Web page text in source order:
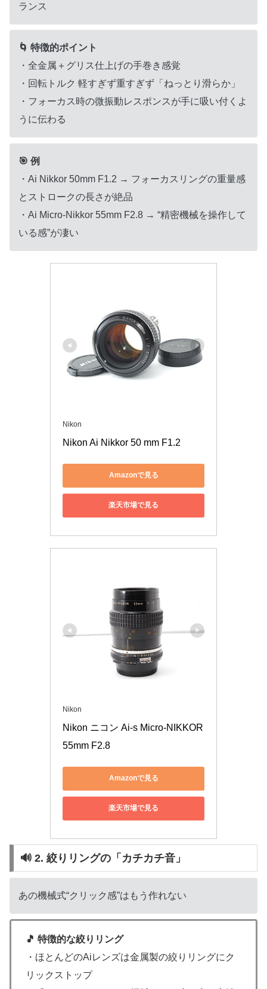
ランス
🌀 特徴的ポイント
・全金属＋グリス仕上げの手巻き感覚
・回転トルク 軽すぎず重すぎず「ねっとり滑らか」
・フォーカス時の微振動レスポンスが手に吸い付くよ
うに伝わる
🎯 例
・Ai Nikkor 50mm F1.2 → フォーカスリングの重量感
とストロークの長さが絶品
・Ai Micro-Nikkor 55mm F2.8 → “精密機械を操作して
いる感”が凄い
Nikon
Nikon Ai Nikkor 50 mm F1.2
Amazonで見る
楽天市場で見る
Nikon
Nikon ニコン Ai-s Micro-NIKKOR
55mm F2.8
Amazonで見る
楽天市場で見る
🔊 2. 絞りリングの「カチカチ音」
あの機械式“クリック感”はもう作れない
🎵 特徴的な絞りリング
・ほとんどのAiレンズは金属製の絞りリングにク
リックストップ